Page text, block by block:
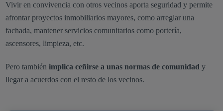
Vivir en convivencia con otros vecinos aporta seguridad y permite
afrontar proyectos inmobiliarios mayores, como arreglar una
fachada, mantener servicios comunitarios como portería,
ascensores, limpieza, etc.
Pero también implica ceñirse a unas normas de comunidad y
llegar a acuerdos con el resto de los vecinos.